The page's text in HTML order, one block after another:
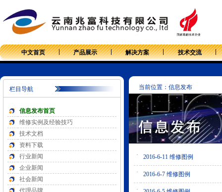
中文首页 产品展示 解决方案 技术交流
栏目导航
信息发布首页
维修实例及经验技巧
技术文档
资料下载
行业新闻
企业新闻
社会新闻
代理品牌
当前位置：信息发布
· 2016-6-11 维修图例
· 2016-6-7 维修图例
·